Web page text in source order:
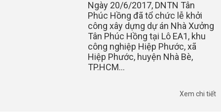
Ngày 20/6/2017, DNTN Tân
Phúc Hồng đã tổ chức lễ khởi
công xây dựng dự án Nhà Xưởng
Tân Phúc Hồng tại Lô EA1, khu
công nghiệp Hiệp Phước, xã
Hiệp Phước, huyện Nhà Bè,
TP.HCM...
Xem chi tiết